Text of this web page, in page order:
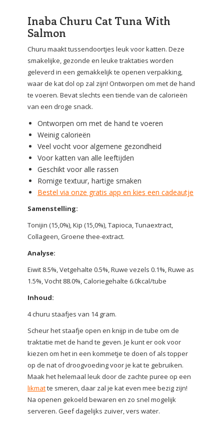
Inaba Churu Cat Tuna With
Salmon
Churu maakt tussendoortjes leuk voor katten. Deze
smakelijke, gezonde en leuke traktaties worden
geleverd in een gemakkelijk te openen verpakking,
waar de kat dol op zal zijn! Ontworpen om met de hand
te voeren. Bevat slechts een tiende van de calorieën
van een droge snack.
Ontworpen om met de hand te voeren
Weinig calorieën
Veel vocht voor algemene gezondheid
Voor katten van alle leeftijden
Geschikt voor alle rassen
Romige textuur, hartige smaken
Bestel via onze gratis app en kies een cadeautje
Samenstelling:
Tonijin (15,0%), Kip (15,0%), Tapioca, Tunaextract,
Collageen, Groene thee-extract.
Analyse:
Eiwit 8.5%, Vetgehalte 0.5%, Ruwe vezels 0.1%, Ruwe as
1.5%, Vocht 88.0%, Caloriegehalte 6.0kcal/tube
Inhoud:
4 churu staafjes van 14 gram.
Scheur het staafje open en knijp in de tube om de
traktatie met de hand te geven. Je kunt er ook voor
kiezen om het in een kommetje te doen of als topper
op de nat of droogvoeding voor je kat te gebruiken.
Maak het helemaal leuk door de zachte puree op een
likmatte smeren, daar zal je kat even mee bezig zijn!
Na openen gekoeld bewaren en zo snel mogelijk
serveren. Geef dagelijks zuiver, vers water.